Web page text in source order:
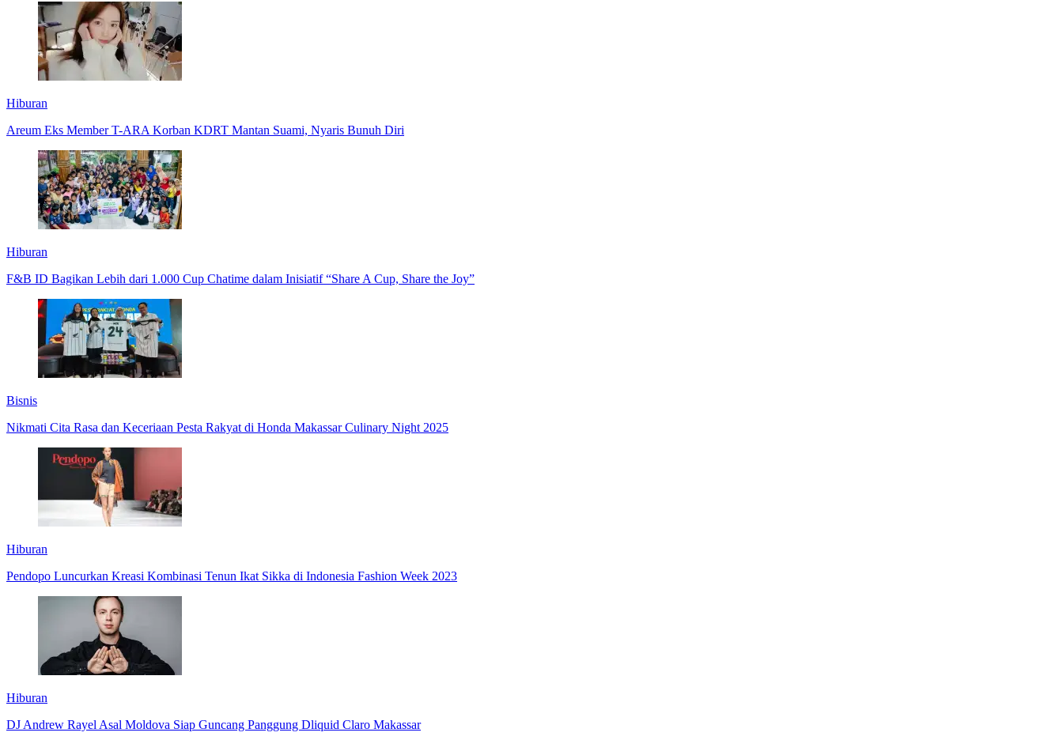
Hiburan
Areum Eks Member T-ARA Korban KDRT Mantan Suami, Nyaris Bunuh Diri
Hiburan
F&B ID Bagikan Lebih dari 1.000 Cup Chatime dalam Inisiatif “Share A Cup, Share the Joy”
Bisnis
Nikmati Cita Rasa dan Keceriaan Pesta Rakyat di Honda Makassar Culinary Night 2025
Hiburan
Pendopo Luncurkan Kreasi Kombinasi Tenun Ikat Sikka di Indonesia Fashion Week 2023
Hiburan
DJ Andrew Rayel Asal Moldova Siap Guncang Panggung Dliquid Claro Makassar